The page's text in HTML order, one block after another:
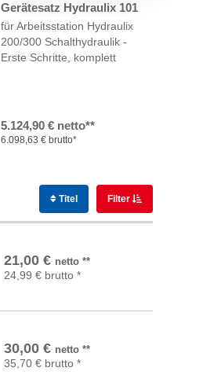
Gerätesatz Hydraulix 101
für Arbeitsstation Hydraulix
200/300 Schalthydraulik -
Erste Schritte, komplett
5.124,90 € netto**
6.098,63 € brutto*
Titel Filter
21,00 € netto**
24,99 € brutto *
In den Warenkorb
30,00 € netto**
35,70 € brutto *
In den Warenkorb